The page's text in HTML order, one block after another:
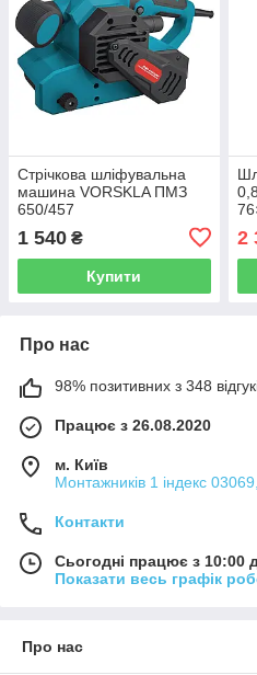
Стрічкова шліфувальна
машина VORSKLA ПМЗ
650/457
1 540 ₴
Купити
2
Про нас
98% позитивних з 348
Працює з 26.08.2020
м. Київ
Монтажників 1 індекс
Контакти
Сьогодні працює з 10:00
Показати весь графік
Про нас